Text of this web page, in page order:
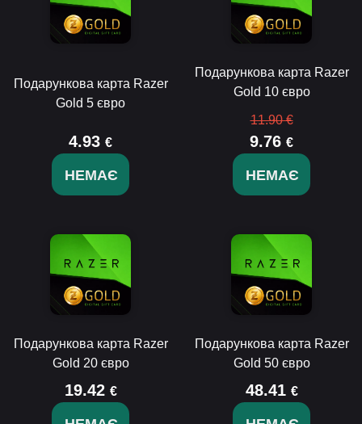
Подарункова карта Razer
Gold 5 євро
4.93 €
НЕМАЄ
Подарункова карта Razer
Gold 10 євро
11.90 €
9.76 €
НЕМАЄ
Подарункова карта Razer
Gold 20 євро
19.42 €
Подарункова карта Razer
Gold 50 євро
48.41 €